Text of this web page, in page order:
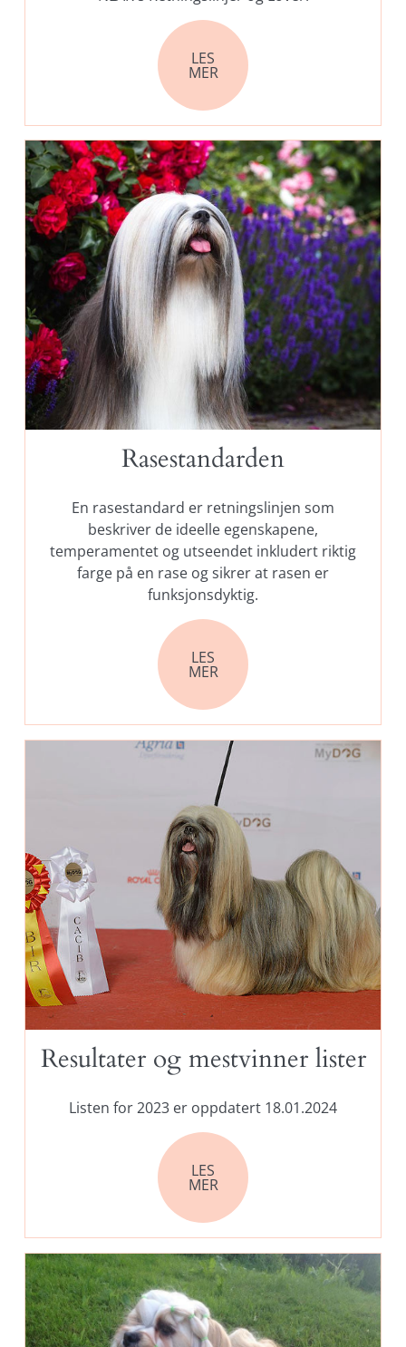
LES
MER
Rasestandarden
En rasestandard er retningslinjen som
beskriver de ideelle egenskapene,
temperamentet og utseendet inkludert riktig
farge på en rase og sikrer at rasen er
funksjonsdyktig.
LES
MER
Resultater og mestvinner lister
Listen for 2023 er oppdatert 18.01.2024
LES
MER